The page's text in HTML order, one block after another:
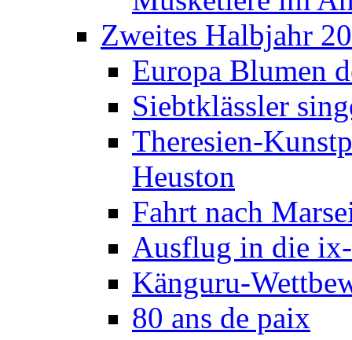
Zweites Halbjahr
Europa Blumen
Siebtklässler
Theresien-
Heuston
Fahrt nach
Ausflug in die
Känguru-
80 ans de paix